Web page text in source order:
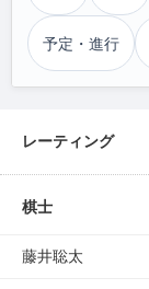
予定・進行
レーティング
棋士
藤井聡太